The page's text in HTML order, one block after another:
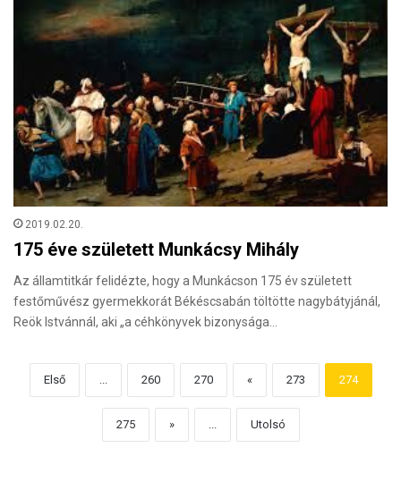
2019.02.20.
175 éve született Munkácsy Mihály
Az államtitkár felidézte, hogy a Munkácson 175 év született
festőművész gyermekkorát Békéscsabán töltötte nagybátyjánál,
Reök Istvánnál, aki „a céhkönyvek bizonysága…
Első ... 260 270 « 273 274
275 » ... Utolsó